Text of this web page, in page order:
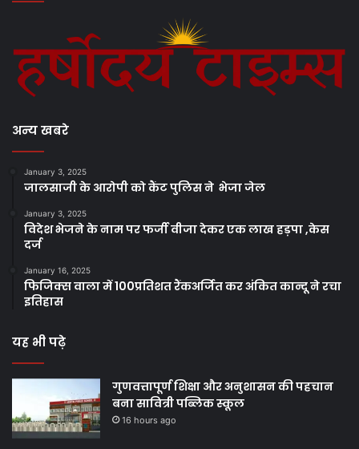
अन्य खबरे
January 3, 2025
जालसाजी के आरोपी को कैंट पुलिस ने भेजा जेल
January 3, 2025
विदेश भेजने के नाम पर फर्जी वीजा देकर एक लाख हड़पा ,केस
दर्ज
January 16, 2025
फिजिक्स वाला में 100प्रतिशत रैंकअर्जित कर अंकित कान्दू ने रचा
इतिहास
यह भी पढ़े
गुणवत्तापूर्ण शिक्षा और अनुशासन की पहचान
बना सावित्री पब्लिक स्कूल
16 hours ago